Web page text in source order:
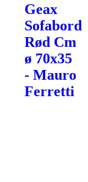
Geax
Sofabord
Rød Cm
ø 70x35
- Mauro
Ferretti